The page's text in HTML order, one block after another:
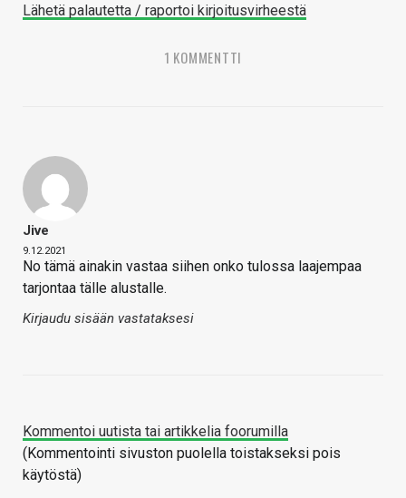
Lähetä palautetta / raportoi kirjoitusvirheestä
1 KOMMENTTI
Jive
9.12.2021
No tämä ainakin vastaa siihen onko tulossa laajempaa
tarjontaa tälle alustalle.
Kirjaudu sisään vastataksesi
Kommentoi uutista tai artikkelia foorumilla
(Kommentointi sivuston puolella toistakseksi pois
käytöstä)